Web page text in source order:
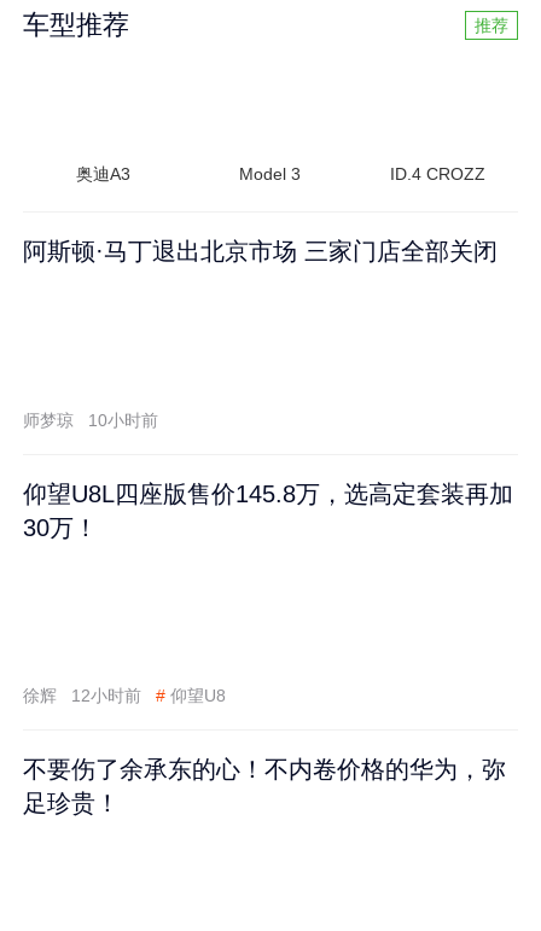
车型推荐 推荐
奥迪A3 Model 3 ID.4 CROZZ
阿斯顿·马丁退出北京市场 三家门店全部关闭
师梦琼 10小时前
仰望U8L四座版售价145.8万，选高定套装再加
30万！
徐辉 12小时前 # 仰望U8
不要伤了余承东的心！不内卷价格的华为，弥
足珍贵！